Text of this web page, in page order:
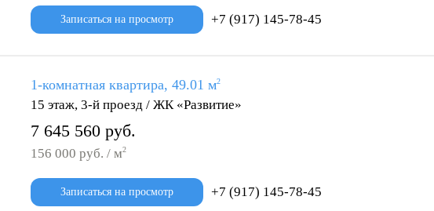
Записаться на просмотр +7 (917) 145-78-45
1-комнатная квартира, 49.01 м2
15 этаж, 3-й проезд / ЖК «Развитие»
7 645 560 руб.
156 000 руб. / м2
Записаться на просмотр +7 (917) 145-78-45